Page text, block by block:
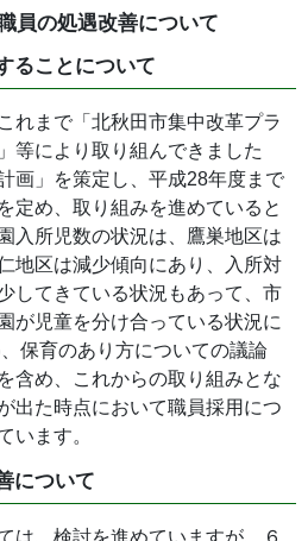
員の処遇改善について
ることについて
れまで「北秋田市集中改革プラ
等により取り組んできました
画」を策定し、平成28年度まで
定め、取り組みを進めていると
入所児数の状況は、鷹巣地区は
地区は減少傾向にあり、入所対
してきている状況もあって、市
が児童を分け合っている状況に
保育のあり方についての議論
含め、これからの取り組みとな
出た時点において職員採用につ
います。
について
は、検討を進めていますが、６